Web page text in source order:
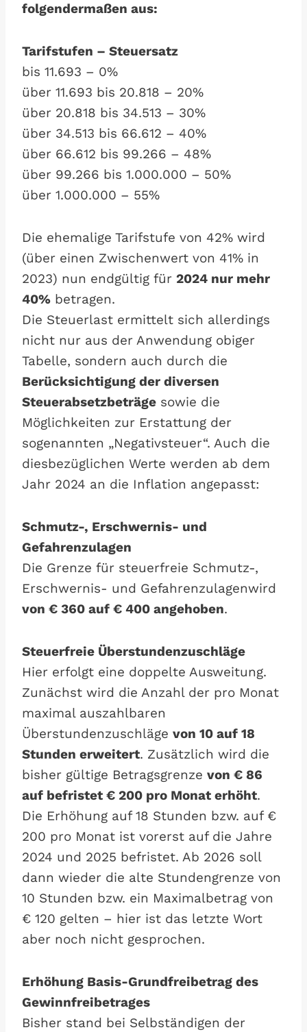
folgendermaßen aus:
Tarifstufen – Steuersatz
bis 11.693 – 0%
über 11.693 bis 20.818 – 20%
über 20.818 bis 34.513 – 30%
über 34.513 bis 66.612 – 40%
über 66.612 bis 99.266 – 48%
über 99.266 bis 1.000.000 – 50%
über 1.000.000 – 55%
Die ehemalige Tarifstufe von 42% wird
(über einen Zwischenwert von 41% in
2023) nun endgültig für 2024 nur mehr
40% betragen.
Die Steuerlast ermittelt sich allerdings
nicht nur aus der Anwendung obiger
Tabelle, sondern auch durch die
Berücksichtigung der diversen
Steuerabsetzbeträge sowie die
Möglichkeiten zur Erstattung der
sogenannten „Negativsteuer“. Auch die
diesbezüglichen Werte werden ab dem
Jahr 2024 an die Inflation angepasst:
Schmutz-, Erschwernis- und
Gefahrenzulagen
Die Grenze für steuerfreie Schmutz-,
Erschwernis- und Gefahrenzulagenwird
von € 360 auf € 400 angehoben.
Steuerfreie Überstundenzuschläge
Hier erfolgt eine doppelte Ausweitung.
Zunächst wird die Anzahl der pro Monat
maximal auszahlbaren
Überstundenzuschläge von 10 auf 18
Stunden erweitert. Zusätzlich wird die
bisher gültige Betragsgrenze von € 86
auf befristet € 200 pro Monat erhöht.
Die Erhöhung auf 18 Stunden bzw. auf €
200 pro Monat ist vorerst auf die Jahre
2024 und 2025 befristet. Ab 2026 soll
dann wieder die alte Stundengrenze von
10 Stunden bzw. ein Maximalbetrag von
€ 120 gelten – hier ist das letzte Wort
aber noch nicht gesprochen.
Erhöhung Basis-Grundfreibetrag des
Gewinnfreibetrages
Bisher stand bei Selbständigen der